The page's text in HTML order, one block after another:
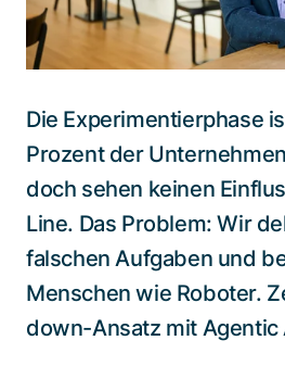
Die Experimentierphase
Prozent der
doch sehen keinen
Line. Das Problem: Wir
falschen Aufgaben und
Menschen wie Roboter.
down-Ansatz mit Agentic